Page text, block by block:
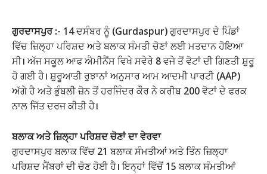
ਗੁਰਦਾਸਪੁਰ :- 14 ਦਸੰਬਰ ਨੂੰ (Gurdaspur) ਗੁਰਦਾਸਪੁਰ ਦੇ ਪਿੰਡਾਂ
ਵਿੱਚ ਜ਼ਿਲ੍ਹਾ ਪਰਿਸ਼ਦ ਅਤੇ ਬਲਾਕ ਸੰਮਤੀ ਚੋਣਾਂ ਲਈ ਮਤਦਾਨ ਹੋਇਆ
ਸੀ। ਅੱਜ ਸਕੂਲ ਆਫ ਐਮੀਨੈਂਸ ਵਿਖੇ ਸਵੇਰੇ 8 ਵਜੇ ਤੋਂ ਵੋਟਾਂ ਦੀ ਗਿਣਤੀ ਸ਼ੁਰੂ
ਹੋ ਗਈ ਹੈ। ਸ਼ੁਰੂਆਤੀ ਰੁਝਾਨਾਂ ਅਨੁਸਾਰ ਆਮ ਆਦਮੀ ਪਾਰਟੀ (AAP)
ਅੱਗੇ ਹੈ ਅਤੇ ਭੁੰਬਲੀ ਜ਼ੋਨ ਤੋਂ ਹਰਜਿੰਦਰ ਕੌਰ ਨੇ ਕਰੀਬ 200 ਵੋਟਾਂ ਦੇ ਫਰਕ
ਨਾਲ ਜਿੱਤ ਦਰਜ ਕੀਤੀ ਹੈ।
ਬਲਾਕ ਅਤੇ ਜ਼ਿਲ੍ਹਾ ਪਰਿਸ਼ਦ ਚੋਣਾਂ ਦਾ ਵੇਰਵਾ
ਗੁਰਦਾਸਪੁਰ ਬਲਾਕ ਵਿੱਚ 21 ਬਲਾਕ ਸੰਮਤੀਆਂ ਅਤੇ ਤਿੰਨ ਜ਼ਿਲ੍ਹਾ
ਪਰਿਸ਼ਦ ਮੈਂਬਰਾਂ ਦੀ ਚੋਣ ਹੋਈ ਹੈ। ਇਨ੍ਹਾਂ ਵਿੱਚੋਂ 15 ਬਲਾਕ ਸੰਮਤੀਆਂ